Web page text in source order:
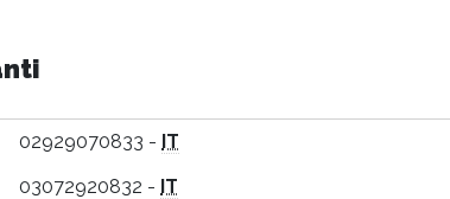
02929070833 - IT
03072920832 - IT